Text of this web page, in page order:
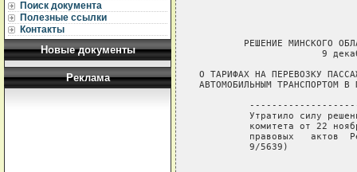
Поиск документа
Полезные ссылки
Контакты
Новые документы
Реклама
РЕШЕНИЕ МИНСКОГО
9
О ТАРИФАХ НА ПЕРЕВОЗКУ
АВТОМОБИЛЬНЫМ ТРАНСПОРТОМ В
Утратило силу
комитета от 22
правовых   актов
         9/5639)